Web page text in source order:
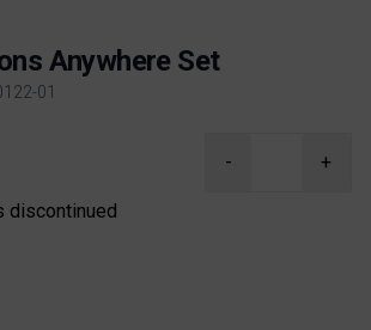
Anywhere Set
01
- +
discontinued